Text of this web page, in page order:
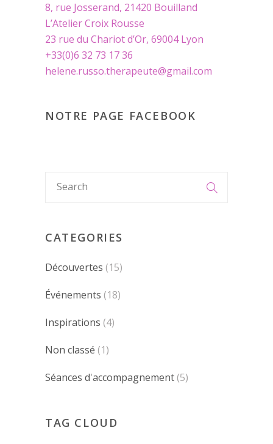
8, rue Josserand, 21420 Bouilland
L’Atelier Croix Rousse
23 rue du Chariot d’Or, 69004 Lyon
+33(0)6 32 73 17 36
helene.russo.therapeute@gmail.com
NOTRE PAGE FACEBOOK
CATEGORIES
Découvertes (15)
Événements (18)
Inspirations (4)
Non classé (1)
Séances d'accompagnement (5)
TAG CLOUD